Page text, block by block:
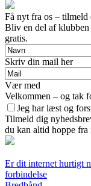
Få nyt fra os – tilmeld
Bliv en del af
gratis.
Skriv din mail her
Vær med
Velkommen – og tak
Jeg har læst og
Tilmeld dig
du kan altid hoppe fra
Er dit internet hurtigt
forbindelse